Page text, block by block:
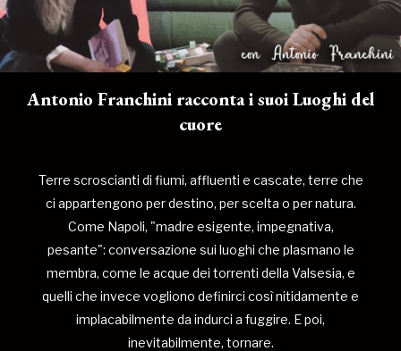
Antonio Franchini racconta i suoi Luoghi del
cuore
Terre scroscianti di fiumi, affluenti e cascate, terre che
ci appartengono per destino, per scelta o per natura.
Come Napoli, "madre esigente, impegnativa,
pesante": conversazione sui luoghi che plasmano le
membra, come le acque dei torrenti della Valsesia, e
quelli che invece vogliono definirci così nitidamente e
implacabilmente da indurci a fuggire. E poi,
inevitabilmente, tornare.